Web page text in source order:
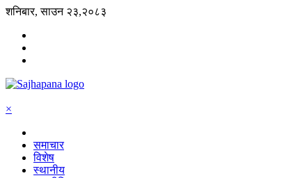
शनिबार, साउन २३,२०८३
×
समाचार
विशेष
स्थानीय